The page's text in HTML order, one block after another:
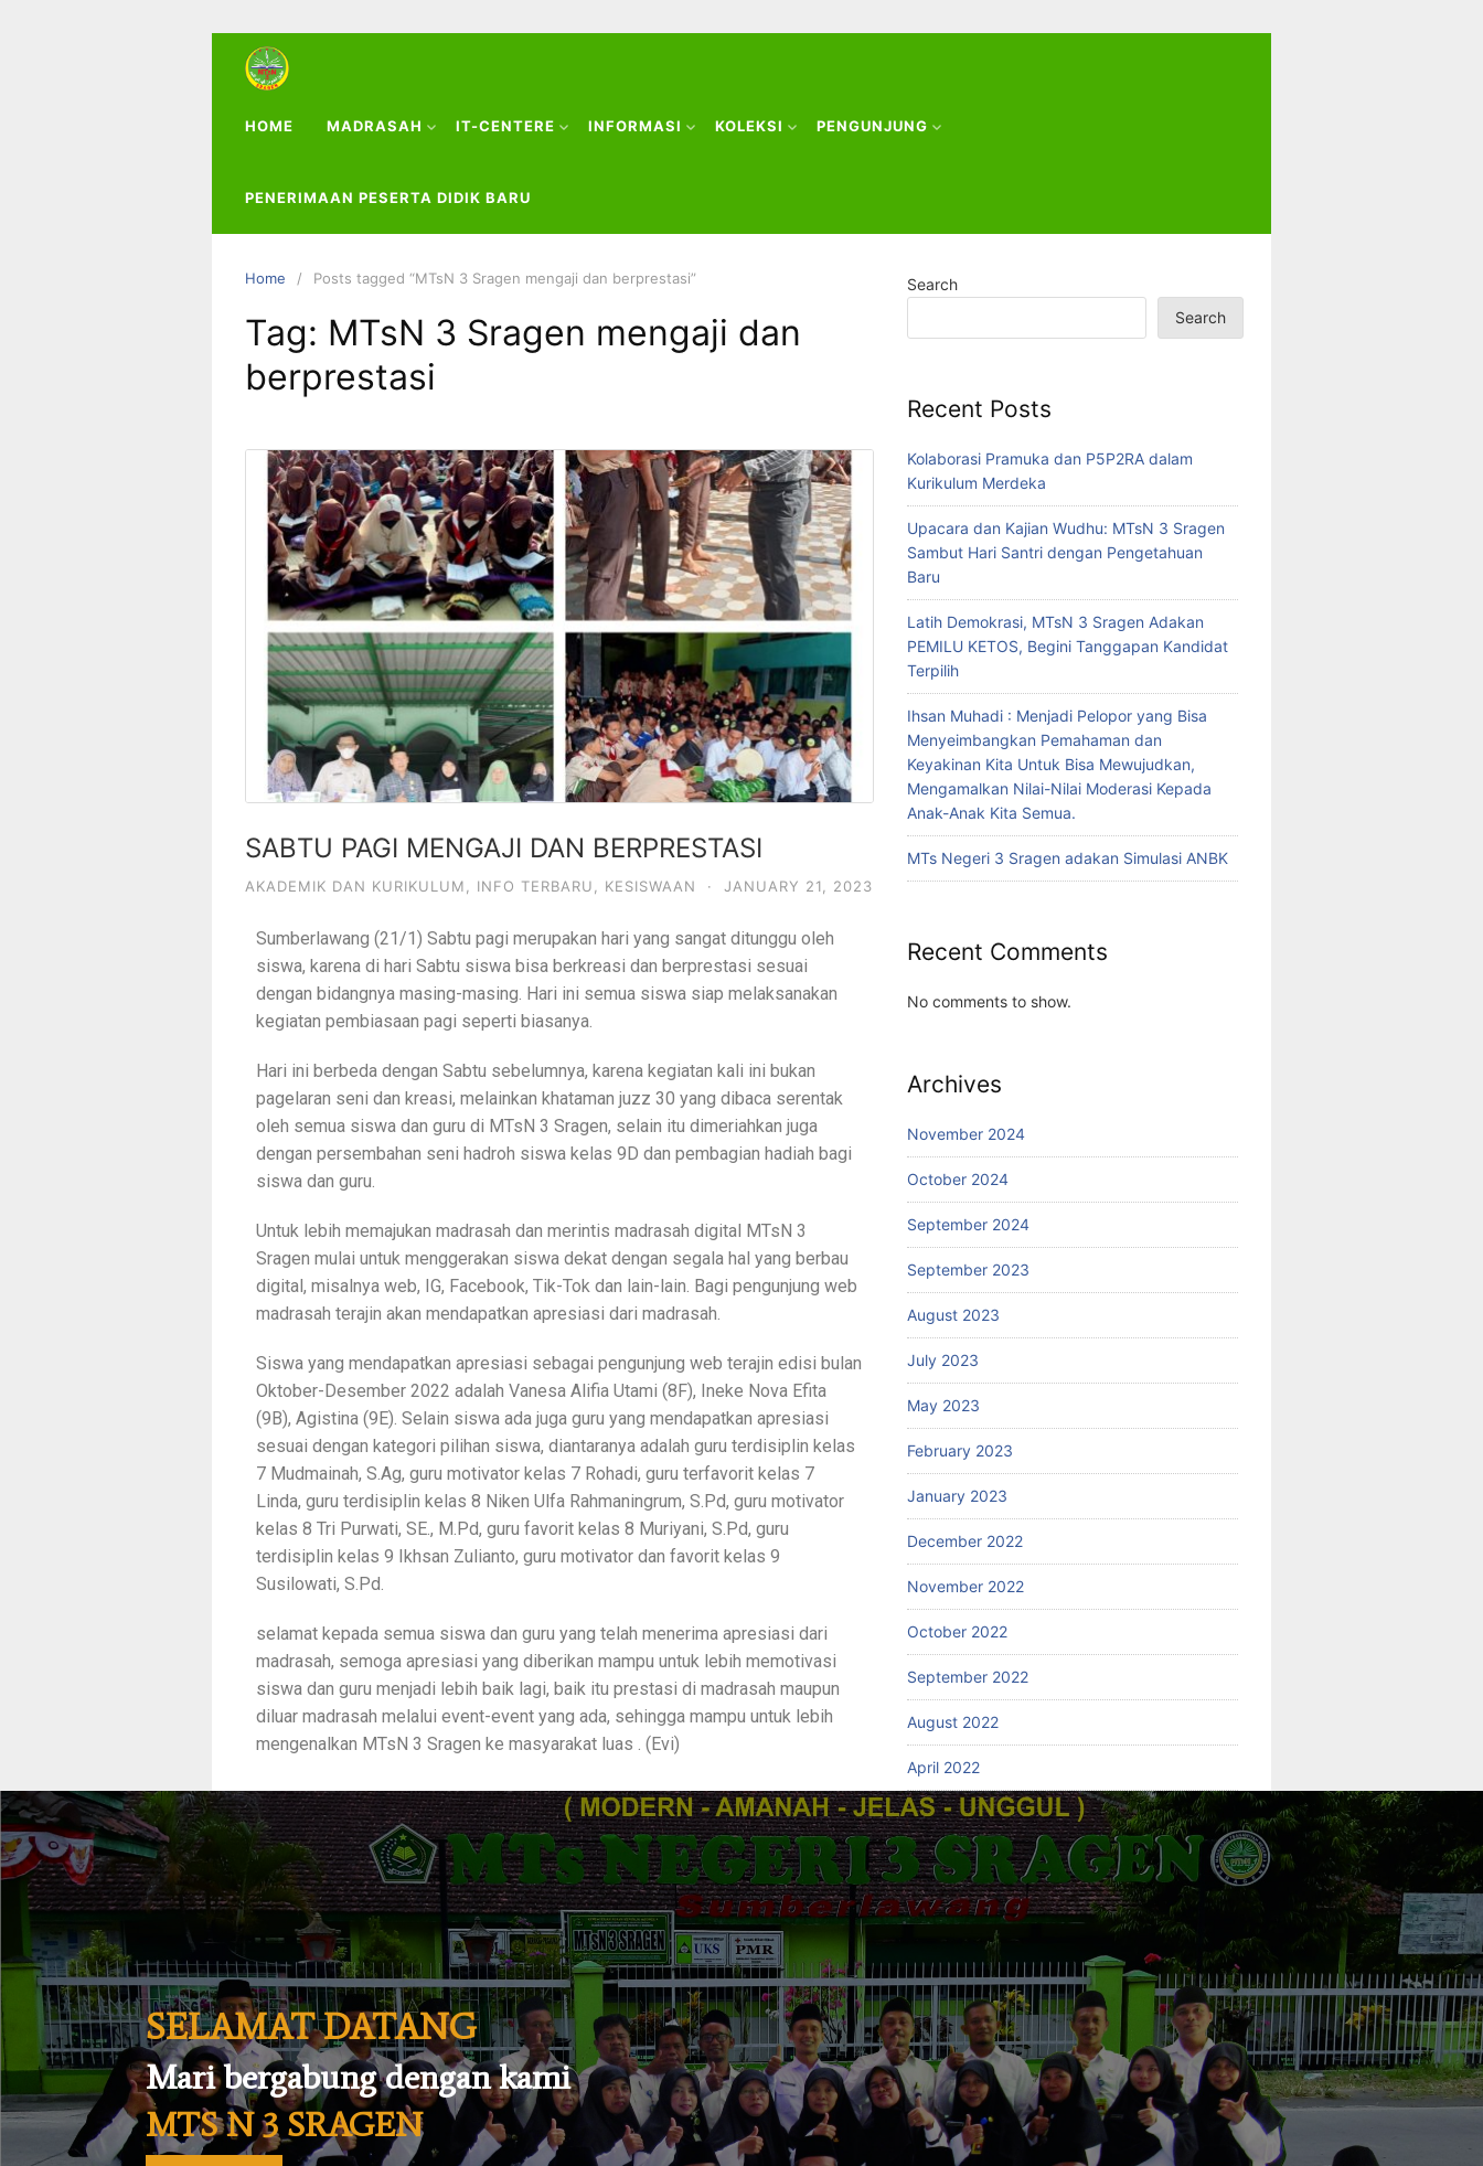
HOME MADRASAH IT-CENTERE INFORMASI KOLEKSI PENGUNJUNG
PENERIMAAN PESERTA DIDIK BARU
Home Posts tagged “MTsN 3 Sragen mengaji dan berprestasi”
Tag: MTsN 3 Sragen mengaji dan
berprestasi
SABTU PAGI MENGAJI DAN BERPRESTASI
AKADEMIK DAN KURIKULUM INFO TERBARU KESISWAAN · JANUARY 21, 2023
Sumberlawang (21/1) Sabtu pagi merupakan hari yang sangat ditunggu oleh
siswa, karena di hari Sabtu siswa bisa berkreasi dan berprestasi sesuai
dengan bidangnya masing-masing. Hari ini semua siswa siap melaksanakan
kegiatan pembiasaan pagi seperti biasanya.
Hari ini berbeda dengan Sabtu sebelumnya, karena kegiatan kali ini bukan
pagelaran seni dan kreasi, melainkan khataman juzz 30 yang dibaca serentak
oleh semua siswa dan guru di MTsN 3 Sragen, selain itu dimeriahkan juga
dengan persembahan seni hadroh siswa kelas 9D dan pembagian hadiah bagi
siswa dan guru.
Untuk lebih memajukan madrasah dan merintis madrasah digital MTsN 3
Sragen mulai untuk menggerakan siswa dekat dengan segala hal yang berbau
digital, misalnya web, IG, Facebook, Tik-Tok dan lain-lain. Bagi pengunjung web
madrasah terajin akan mendapatkan apresiasi dari madrasah.
Siswa yang mendapatkan apresiasi sebagai pengunjung web terajin edisi bulan
Oktober-Desember 2022 adalah Vanesa Alifia Utami (8F), Ineke Nova Efita
(9B), Agistina (9E). Selain siswa ada juga guru yang mendapatkan apresiasi
sesuai dengan kategori pilihan siswa, diantaranya adalah guru terdisiplin kelas
7 Mudmainah, S.Ag, guru motivator kelas 7 Rohadi, guru terfavorit kelas 7
Linda, guru terdisiplin kelas 8 Niken Ulfa Rahmaningrum, S.Pd, guru motivator
kelas 8 Tri Purwati, SE., M.Pd, guru favorit kelas 8 Muriyani, S.Pd, guru
terdisiplin kelas 9 Ikhsan Zulianto, guru motivator dan favorit kelas 9
Susilowati, S.Pd.
selamat kepada semua siswa dan guru yang telah menerima apresiasi dari
madrasah, semoga apresiasi yang diberikan mampu untuk lebih memotivasi
siswa dan guru menjadi lebih baik lagi, baik itu prestasi di madrasah maupun
diluar madrasah melalui event-event yang ada, sehingga mampu untuk lebih
mengenalkan MTsN 3 Sragen ke masyarakat luas . (Evi)
SELAMAT DATANG
Mari bergabung dengan kami
MTS N 3 SRAGEN
Search
Search
Recent Posts
Kolaborasi Pramuka dan P5P2RA dalam
Kurikulum Merdeka
Upacara dan Kajian Wudhu: MTsN 3 Sragen
Sambut Hari Santri dengan Pengetahuan
Baru
Latih Demokrasi, MTsN 3 Sragen Adakan
PEMILU KETOS, Begini Tanggapan Kandidat
Terpilih
Ihsan Muhadi : Menjadi Pelopor yang Bisa
Menyeimbangkan Pemahaman dan
Keyakinan Kita Untuk Bisa Mewujudkan,
Mengamalkan Nilai-Nilai Moderasi Kepada
Anak-Anak Kita Semua.
MTs Negeri 3 Sragen adakan Simulasi ANBK
Recent Comments
No comments to show.
Archives
November 2024
October 2024
September 2024
September 2023
August 2023
July 2023
May 2023
February 2023
January 2023
December 2022
November 2022
October 2022
September 2022
August 2022
April 2022
March 2022
Categories
Akademik dan Kurikulum
INFO PERPUSTAKAAN
Info Terbaru
Informasi
KEHUMASAN